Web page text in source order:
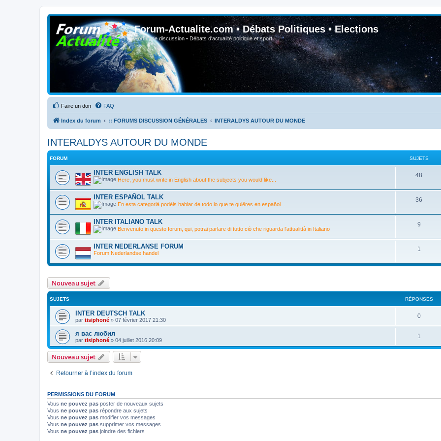
Forum-Actualite.com • Débats Politiques • Elections
Forum de discussion • Débats d'actualité politique et sport
Faire un don FAQ
Index du forum :: FORUMS DISCUSSION GÉNÉRALES INTERALDYS AUTOUR DU MONDE
INTERALDYS AUTOUR DU MONDE
FORUM SUJETS
INTER ENGLISH TALK
Here, you must write in English about the subjects you would like...
48
INTER ESPAÑOL TALK
En esta categorià­ podéis hablar de todo lo que te quiêres en español...
36
INTER ITALIANO TALK
Benvenuto in questo forum, qui, potrai parlare di tutto ciò che riguarda l'attualittà in Italiano
9
INTER NEDERLANSE FORUM
Forum Nederlandse handel
1
Nouveau sujet
SUJETS RÉPONSES
INTER DEUTSCH TALK
par tisiphoné » 07 février 2017 21:30
0
я вас любил
par tisiphoné » 04 juillet 2016 20:09
1
Nouveau sujet
Retourner à l’index du forum
PERMISSIONS DU FORUM
Vous ne pouvez pas poster de nouveaux sujets
Vous ne pouvez pas répondre aux sujets
Vous ne pouvez pas modifier vos messages
Vous ne pouvez pas supprimer vos messages
Vous ne pouvez pas joindre des fichiers